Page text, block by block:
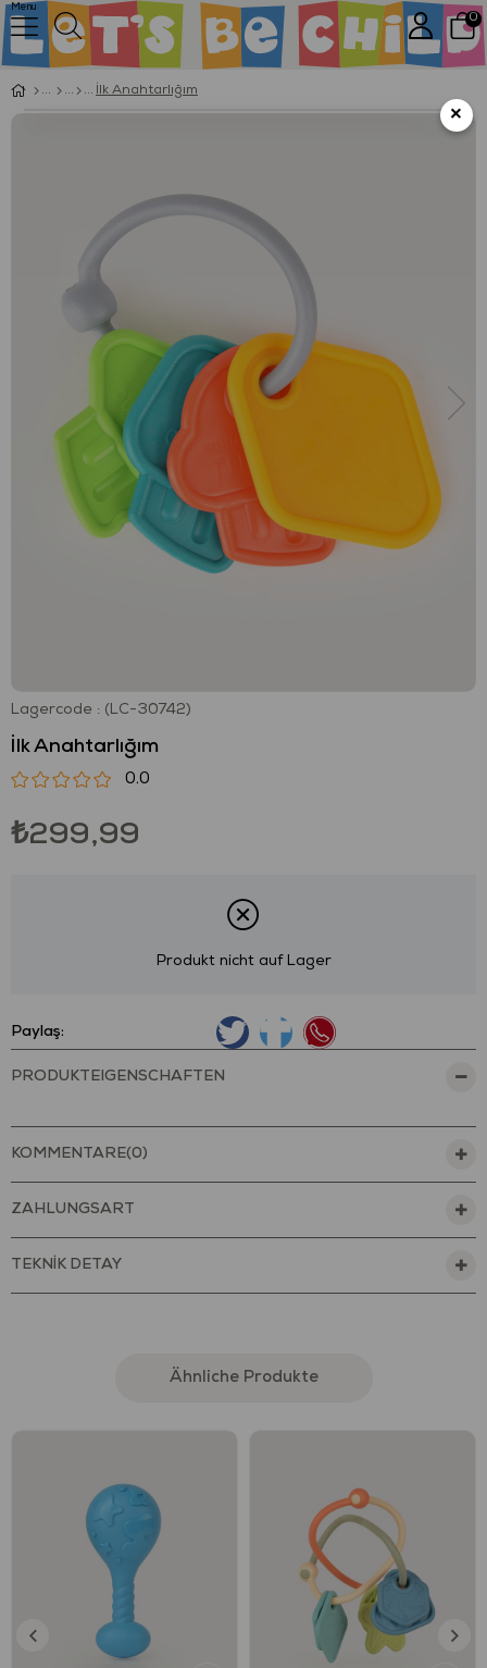
Menu
0
İlk Anahtarlığım
Lagercode (LC-30742)
İlk Anahtarlığım
0.0
₺299,99
Produkt nicht auf Lager
Paylaş:
PRODUKTEIGENSCHAFTEN
KOMMENTARE(0)
ZAHLUNGSART
TEKNİK DETAY
Ähnliche Produkte
×